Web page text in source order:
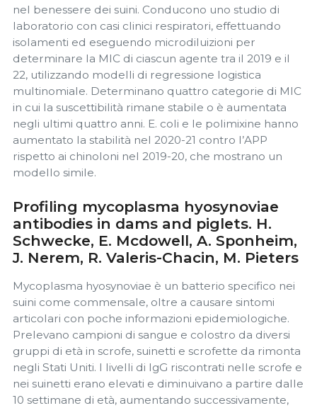
nel benessere dei suini. Conducono uno studio di
laboratorio con casi clinici respiratori, effettuando
isolamenti ed eseguendo microdiluizioni per
determinare la MIC di ciascun agente tra il 2019 e il
22, utilizzando modelli di regressione logistica
multinomiale. Determinano quattro categorie di MIC
in cui la suscettibilità rimane stabile o è aumentata
negli ultimi quattro anni. E. coli e le polimixine hanno
aumentato la stabilità nel 2020-21 contro l’APP
rispetto ai chinoloni nel 2019-20, che mostrano un
modello simile.
Profiling mycoplasma hyosynoviae
antibodies in dams and piglets. H.
Schwecke, E. Mcdowell, A. Sponheim,
J. Nerem, R. Valeris-Chacin, M. Pieters
Mycoplasma hyosynoviae è un batterio specifico nei
suini come commensale, oltre a causare sintomi
articolari con poche informazioni epidemiologiche.
Prelevano campioni di sangue e colostro da diversi
gruppi di età in scrofe, suinetti e scrofette da rimonta
negli Stati Uniti. I livelli di IgG riscontrati nelle scrofe e
nei suinetti erano elevati e diminuivano a partire dalle
10 settimane di età, aumentando successivamente,